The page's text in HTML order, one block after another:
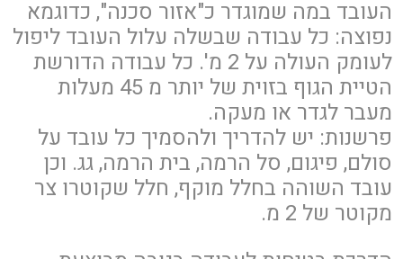
העובד במה שמוגדר כ"אזור סכנה", כדוגמא
נפוצה: כל עבודה שבשלה עלול העובד ליפול
לעומק העולה על 2 מ'. כל עבודה הדורשת
הטיית הגוף בזוית של יותר מ 45 מעלות
מעבר לגדר או מעקה.
פרשנות: יש להדריך ולהסמיך כל עובד על
סולם, פיגום, סל הרמה, בית הרמה, גג. וכן
עובד השוהה בחלל מוקף, חלל שקוטרו צר
מקוטר של 2 מ.